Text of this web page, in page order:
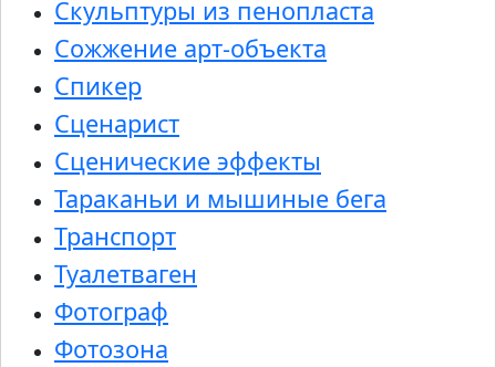
Скульптуры из пенопласта
Сожжение арт-объекта
Спикер
Сценарист
Сценические эффекты
Тараканьи и мышиные бега
Транспорт
Туалетваген
Фотограф
Фотозона